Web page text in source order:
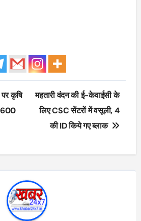
कृषि
600
महतारी वंदन की ई-केवाईसी के
लिए CSC सेंटरों में वसूली, 4
की ID किये गए ब्लाक